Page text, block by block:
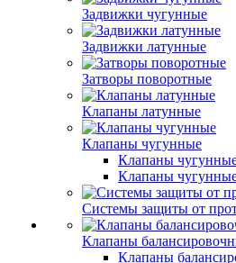
Задвижки чугунные
Задвижки латунные
Затворы поворотные
Клапаны латунные
Клапаны чугунные
Клапаны
Клапаны
Системы защиты от
Клапаны
Клапаны